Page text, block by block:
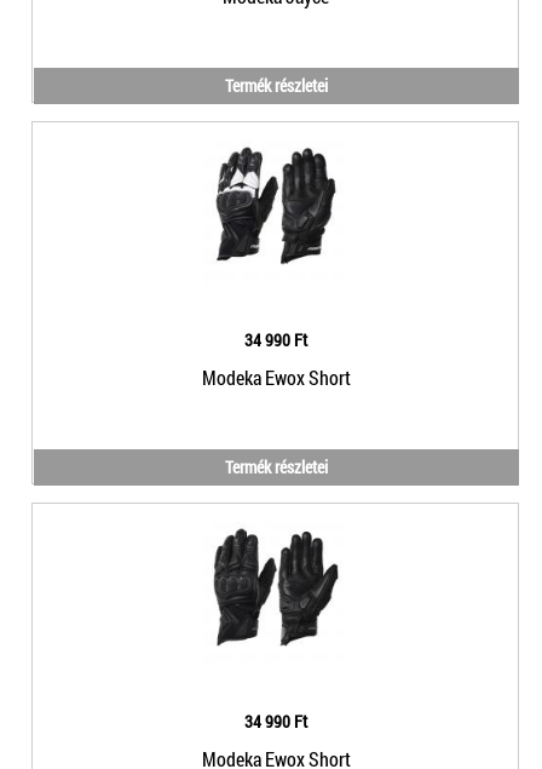
Termék részletei
34 990 Ft
Modeka Ewox Short
Termék részletei
34 990 Ft
Modeka Ewox Short